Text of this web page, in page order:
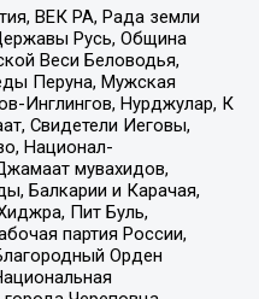
ВЕК РА, Рада земли
Русь, Община
Веси Беловодья,
Перуна, Мужская
Инглингов, Нурджулар, К
Свидетели Иеговы,
Национал-
мувахидов,
Балкарии и Карачая,
Пит Буль,
партия России,
Орден